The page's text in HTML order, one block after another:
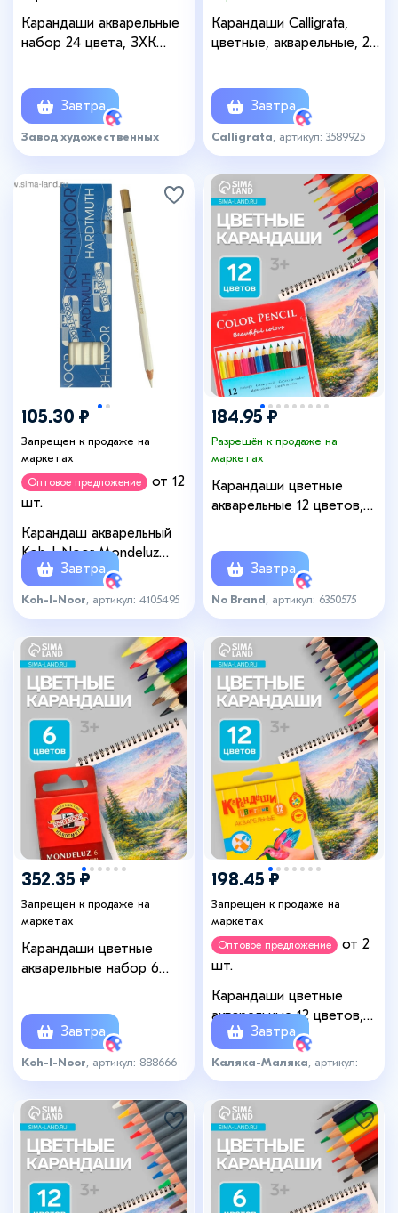
Карандаши акварельные
набор 24 цвета, ЗХК
Завтра
Завод художественных
красок «Невская палитра»,
Карандаши Calligrata,
цветные, акварельные, 24
Завтра
Calligrata , артикул: 3589925
105.30 ₽
Запрещен к продаже на
маркетах
Оптовое предложение
от 12
шт.
Карандаш акварельный
Koh-I-Noor Mondeluz
3720/001, белый титан, 175
мм, грифель 3.8 мм,
ЦЕНА ЗА 1 ШТ
Завтра
Koh-I-Noor , артикул: 4105495
184.95 ₽
Разрешён к продаже на
маркетах
Карандаши цветные
акварельные 12 цветов,
металлической коробке
Завтра
No Brand , артикул: 6350575
352.35 ₽
Запрещен к продаже на
маркетах
Карандаши цветные
акварельные набор 6
Завтра
Koh-I-Noor , артикул: 888666
198.45 ₽
Запрещен к продаже на
маркетах
Оптовое предложение
от 2
шт.
Карандаши цветные
акварельные 12 цветов,
«Каляка-Маляка»,
шестигранные
Завтра
Каляка-Маляка , артикул:
2007662